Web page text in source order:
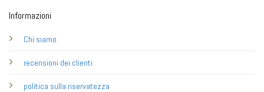
Informazioni
Chi siamo
recensioni dei clienti
politica sulla riservatezza